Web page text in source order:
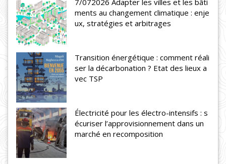
7/072026 Adapter les villes et les bâti
ments au changement climatique : enje
ux, stratégies et arbitrages
Transition énergétique : comment réali
ser la décarbonation ? Etat des lieux a
vec TSP
Électricité pour les électro-intensifs : s
écuriser l’approvisionnement dans un
marché en recomposition